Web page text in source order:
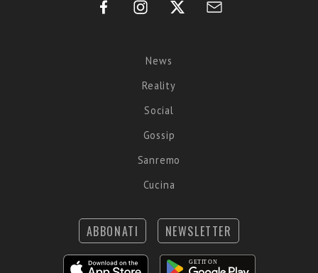
News
Reality
Social
Gossip
Sanremo
Cucina
ABBONATI NEWSLETTER